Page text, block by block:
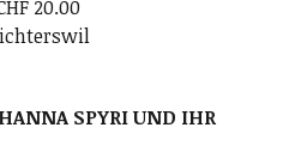
20.00
SPYRI UND IHR